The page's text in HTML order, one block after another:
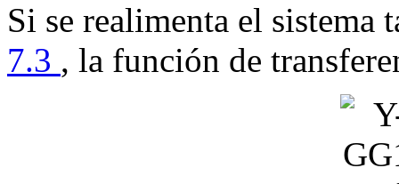
Si se realimenta el sistema
7.3 , la función de